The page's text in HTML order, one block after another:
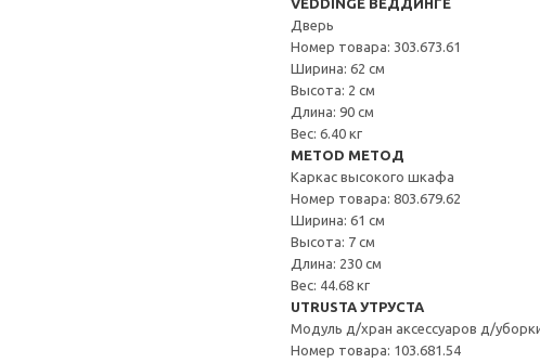
VEDDINGE ВЕДДИНГЕ
Дверь
Номер товара: 303.673.61
Ширина: 62 см
Высота: 2 см
Длина: 90 см
Вес: 6.40 кг
METOD МЕТОД
Каркас высокого шкафа
Номер товара: 803.679.62
Ширина: 61 см
Высота: 7 см
Длина: 230 см
Вес: 44.68 кг
UTRUSTA УТРУСТА
Модуль д/хран аксессуаров д/
Номер товара: 103.681.54